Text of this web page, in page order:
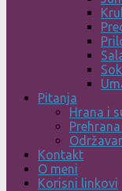
Pitanja
Hrana i
Kontakt
O meni
Korisni linkovi